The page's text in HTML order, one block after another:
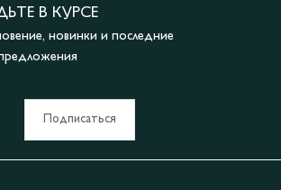
В КУРСЕ
новинки и последние
Подписаться